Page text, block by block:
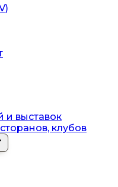
и выставок
клубов